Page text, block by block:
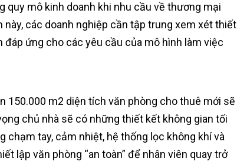
quy mô kinh doanh khi nhu cầu về thương mại
các doanh nghiệp cần tập trung xem xét thiết
ứng cho các yêu cầu của mô hình làm việc
150.000 m2 diện tích văn phòng cho thuê mới sẽ
chủ nhà sẽ có những thiết kết không gian tối
chạm tay, cảm nhiệt, hệ thống lọc không khí và
lập văn phòng “an toàn” để nhân viên quay trở